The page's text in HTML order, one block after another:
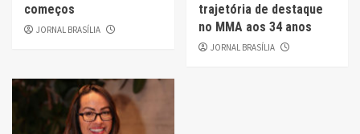
começos
JORNAL BRASÍLIA
trajetória de destaque
no MMA aos 34 anos
JORNAL BRASÍLIA